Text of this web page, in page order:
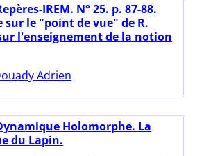
IREM. N° 25. p. 87-88.
sur le "point de vue" de R.
l'enseignement de la notion
Adrien
Holomorphe. La
du Lapin.